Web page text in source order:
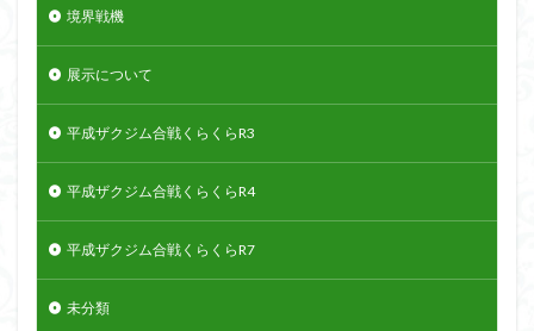
境界戦機
展示について
平成ザクジム合戦くらくらR3
平成ザクジム合戦くらくらR4
平成ザクジム合戦くらくらR7
未分類